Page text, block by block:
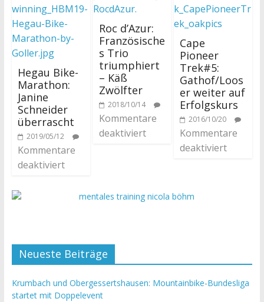
Hegau Bike-
Marathon:
Janine
Schneider
überrascht
2019/05/12
Kommentare
deaktiviert
Roc d’Azur:
Französische
s Trio
triumphiert
– Käß
Zwölfter
2018/10/14
Kommentare
deaktiviert
Cape
Pioneer
Trek#5:
Gathof/Loos
er weiter auf
Erfolgskurs
2016/10/20
Kommentare
deaktiviert
Neueste Beiträge
Krumbach und Obergessertshausen: Mountainbike-Bundesliga
startet mit Doppelevent